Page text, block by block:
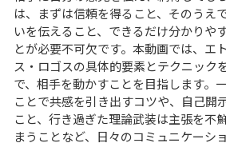
は、まずは信頼を得ること、そのうえ
いを伝えること、できるだけ分かりや
とが必要不可欠です。本動画では、エ
ス・ロゴスの具体的要素とテクニック
で、相手を動かすことを目指します。
ことで共感を引き出すコツや、自己開
こと、行き過ぎた理論武装は主張を不
まうことなど、日々のコミュニケーシ